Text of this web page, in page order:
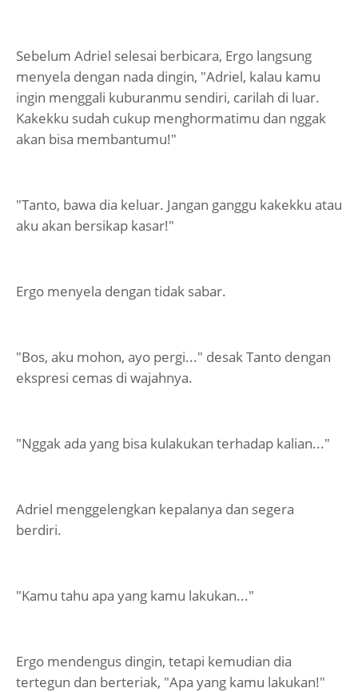
Sebelum Adriel selesai berbicara, Ergo langsung
menyela dengan nada dingin, "Adriel, kalau kamu
ingin menggali kuburanmu sendiri, carilah di luar.
Kakekku sudah cukup menghormatimu dan nggak
akan bisa membantumu!"
"Tanto, bawa dia keluar. Jangan ganggu kakekku atau
aku akan bersikap kasar!"
Ergo menyela dengan tidak sabar.
"Bos, aku mohon, ayo pergi..." desak Tanto dengan
ekspresi cemas di wajahnya.
"Nggak ada yang bisa kulakukan terhadap kalian..."
Adriel menggelengkan kepalanya dan segera
berdiri.
"Kamu tahu apa yang kamu lakukan..."
Ergo mendengus dingin, tetapi kemudian dia
tertegun dan berteriak, "Apa yang kamu lakukan!"